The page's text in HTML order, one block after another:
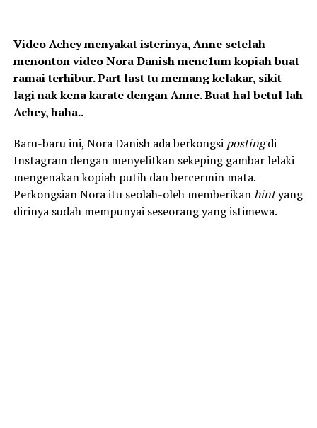
Video Achey menyakat isterinya, Anne setelah
menonton video Nora Danish menc1um kopiah buat
ramai terhibur. Part last tu memang kelakar, sikit
lagi nak kena karate dengan Anne. Buat hal betul lah
Achey, haha..
Baru-baru ini, Nora Danish ada berkongsi postingdi
Instagram dengan menyelitkan sekeping gambar lelaki
mengenakan kopiah putih dan bercermin mata.
Perkongsian Nora itu seolah-oleh memberikanhintyang
dirinya sudah mempunyai seseorang yang istimewa.